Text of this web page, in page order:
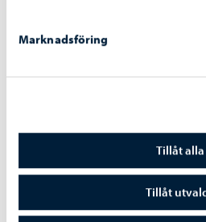
Marknadsföring
Tillåt alla
Tillåt
Iotoi återvinner spillvärmen från
fjärrvärmenätet och förbättrar
energieffektivitet.